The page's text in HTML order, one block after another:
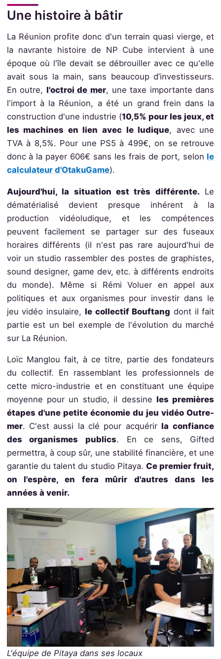
Une histoire à bâtir
La Réunion profite donc d'un terrain quasi vierge, et
la navrante histoire de NP Cube intervient à une
époque où l'île devait se débrouiller avec ce qu'elle
avait sous la main, sans beaucoup d’investisseurs.
En outre, l'octroi de mer, une taxe importante dans
l'import à la Réunion, a été un grand frein dans la
construction d'une industrie (10,5% pour les jeux, et
les machines en lien avec le ludique, avec une
TVA à 8,5%. Pour une PS5 à 499€, on se retrouve
donc à la payer 606€ sans les frais de port, selon le
calculateur d'OtakuGame).
Aujourd'hui, la situation est très différente. Le
dématérialisé devient presque inhérent à la
production vidéoludique, et les compétences
peuvent facilement se partager sur des fuseaux
horaires différents (il n'est pas rare aujourd'hui de
voir un studio rassembler des postes de graphistes,
sound designer, game dev, etc. à différents endroits
du monde). Même si Rémi Voluer en appel aux
politiques et aux organismes pour investir dans le
jeu vidéo insulaire, le collectif Bouftang dont il fait
partie est un bel exemple de l'évolution du marché
sur La Réunion.
Loïc Manglou fait, à ce titre, partie des fondateurs
du collectif. En rassemblant les professionnels de
cette micro-industrie et en constituant une équipe
moyenne pour un studio, il dessine les premières
étapes d'une petite économie du jeu vidéo Outre-
mer. C'est aussi la clé pour acquérir la confiance
des organismes publics. En ce sens, Gifted
permettra, à coup sûr, une stabilité financière, et une
garantie du talent du studio Pitaya. Ce premier fruit,
on l'espère, en fera mûrir d'autres dans les
années à venir.
L'équipe de Pitaya dans ses locaux